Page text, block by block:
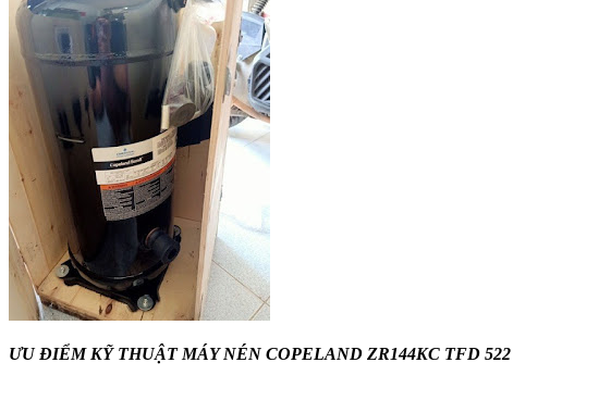
ƯU ĐIỂM KỸ THUẬT MÁY NÉN COPELAND ZR144KC TFD 522